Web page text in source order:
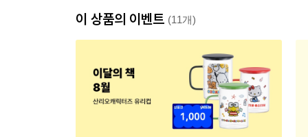
이 상품의 이벤트 (11개)